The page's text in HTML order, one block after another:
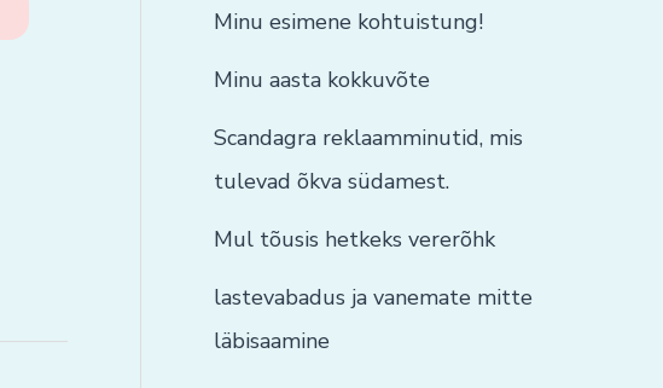
Minu esimene kohtuistung!
Minu aasta kokkuvõte
Scandagra reklaamminutid, mis
tulevad õkva südamest.
Mul tõusis hetkeks vererõhk
lastevabadus ja vanemate mitte
läbisaamine